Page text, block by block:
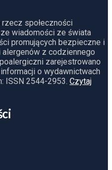
rzecz społeczności
wiadomości ze świata
promujących bezpieczne i
z codziennego
zarejestrowano
o wydawnictwach
ISSN 2544-2953. Czytaj